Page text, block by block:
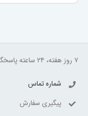
۷ روز هفته، ۲۴ ساعته پاسخگوی شما هستیم.
شماره تماس
پیگیری سفارش